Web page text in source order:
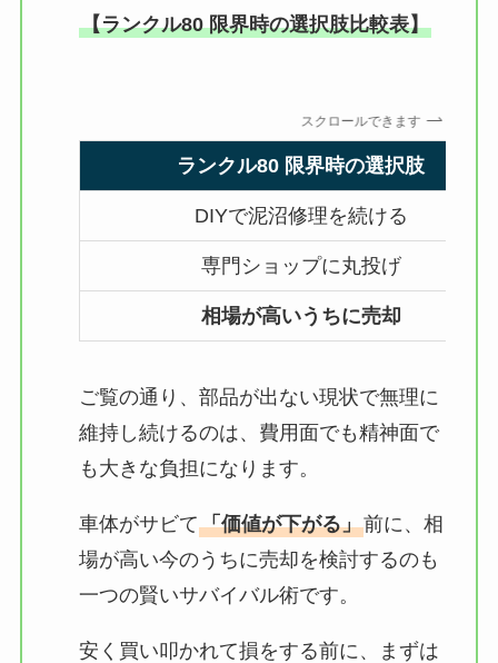
【ランクル80 限界時の選択肢比較表】
スクロールできます
ランクル80 限界時の選択肢
DIYで泥沼修理を続ける
専門ショップに丸投げ
相場が高いうちに売却
ご覧の通り、部品が出ない現状で無理に
維持し続けるのは、費用面でも精神面で
も大きな負担になります。
車体がサビて「価値が下がる」前に、相
場が高い今のうちに売却を検討するのも
一つの賢いサバイバル術です。
安く買い叩かれて損をする前に、まずは